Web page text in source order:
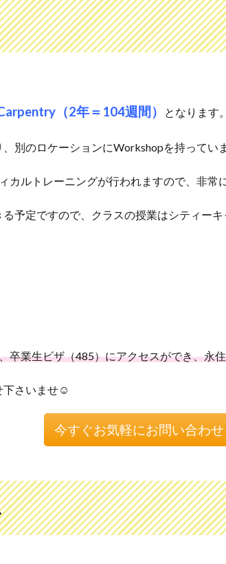
（2年＝104週間） となります。
別のロケーションにWorkshopを持っていま
カルトレーニングが行われますので、非常
予定ですので、クラスの授業はシティー
卒業生ビザ（485）にアクセスができ、永
下さいませ☺
今すぐお気軽にお問い合わ